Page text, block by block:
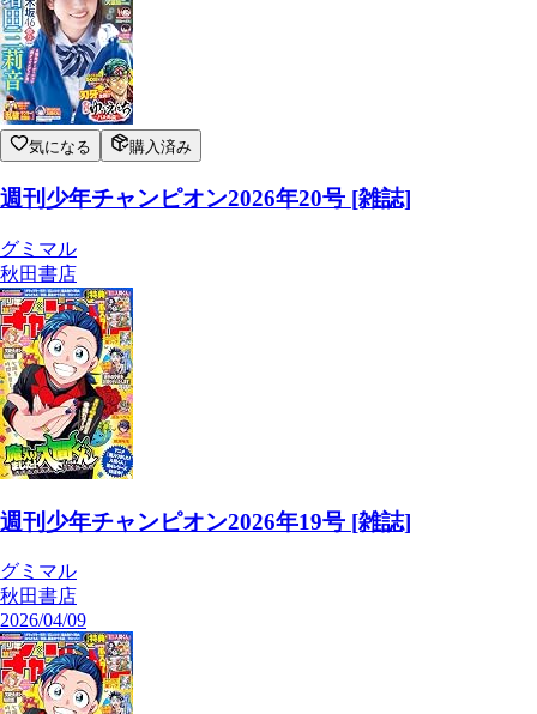
気になる 購入済み
週刊少年チャンピオン2026年20号 [雑誌]
グミマル
秋田書店
週刊少年チャンピオン2026年19号 [雑誌]
グミマル
秋田書店
2026/04/09